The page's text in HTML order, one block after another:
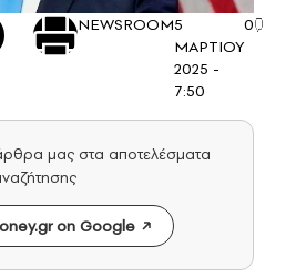
NEWSROOM5
ΜΑΡΤΙΟΥ
2025 -
7:50
0
μας στα αποτελέσματα
on Google